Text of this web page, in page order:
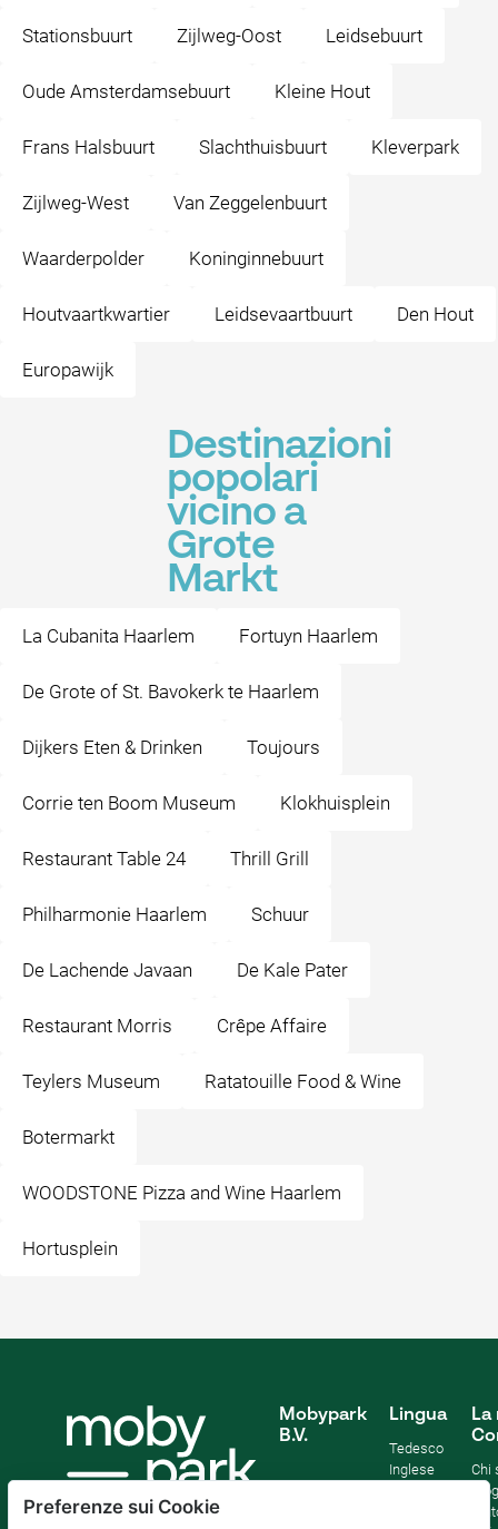
Stationsbuurt Zijlweg-Oost Leidsebuurt
Oude Amsterdamsebuurt Kleine Hout
Frans Halsbuurt Slachthuisbuurt Kleverpark
Zijlweg-West Van Zeggelenbuurt
Waarderpolder Koninginnebuurt
Houtvaartkwartier Leidsevaartbuurt Den Hout
Europawijk
Destinazioni
popolari
vicino a
Grote
Markt
La Cubanita Haarlem Fortuyn Haarlem
De Grote of St. Bavokerk te Haarlem
Dijkers Eten & Drinken Toujours
Corrie ten Boom Museum Klokhuisplein
Restaurant Table 24 Thrill Grill
Philharmonie Haarlem Schuur
De Lachende Javaan De Kale Pater
Restaurant Morris Crêpe Affaire
Teylers Museum Ratatouille Food & Wine
Botermarkt
WOODSTONE Pizza and Wine Haarlem
Hortusplein
Mobypark
B.V.
Lingua
Tedesco
Inglese
La
Chi
Blog
Preferenze sui Cookie